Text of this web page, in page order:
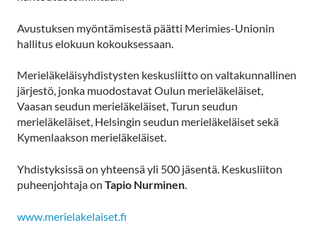
Avustuksen myöntämisestä päätti Merimies-Unionin
hallitus elokuun kokouksessaan.
Merieläkeläisyhdistysten keskusliitto on valtakunnallinen
järjestö, jonka muodostavat Oulun merieläkeläiset,
Vaasan seudun merieläkeläiset, Turun seudun
merieläkeläiset, Helsingin seudun merieläkeläiset sekä
Kymenlaakson merieläkeläiset.
Yhdistyksissä on yhteensä yli 500 jäsentä. Keskusliiton
puheenjohtaja on Tapio Nurminen.
www.merielakelaiset.fi